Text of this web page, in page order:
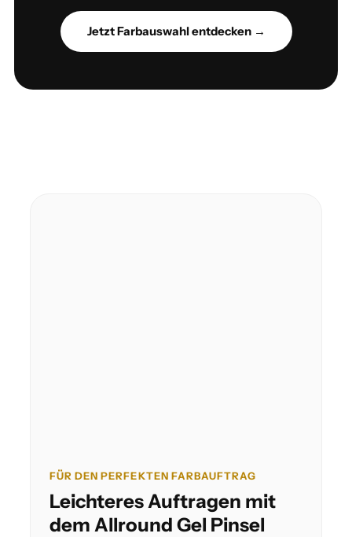
Jetzt Farbauswahl entdecken →
FÜR DEN PERFEKTEN FARBAUFTRAG
Leichteres Auftragen mit
dem Allround Gel Pinsel